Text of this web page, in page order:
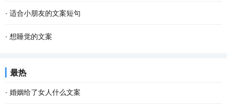
· 适合小朋友的文案短句
· 想睡觉的文案
最热
· 婚姻给了女人什么文案